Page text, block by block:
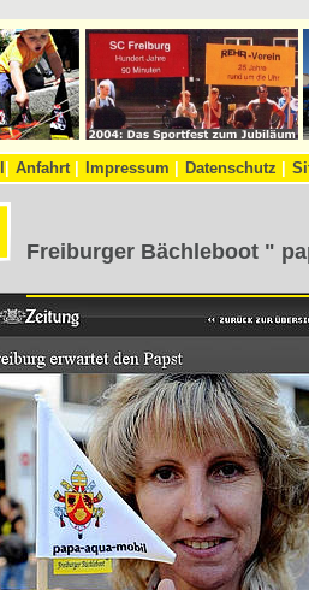
Anfahrt| Impressum Datenschutz
Freiburger Bächleboot "